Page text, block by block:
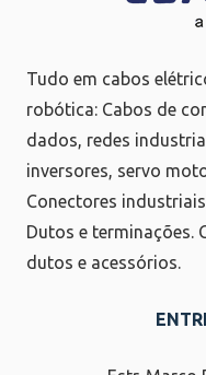
Tudo em cabos
robótica: Cabos de
dados, redes
inversores, servo
Conectores
Dutos e terminações.
dutos e acessórios.